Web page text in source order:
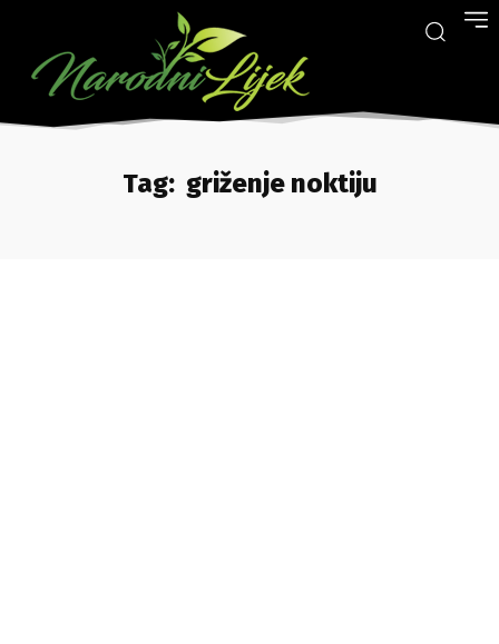
Tag: griženje noktiju